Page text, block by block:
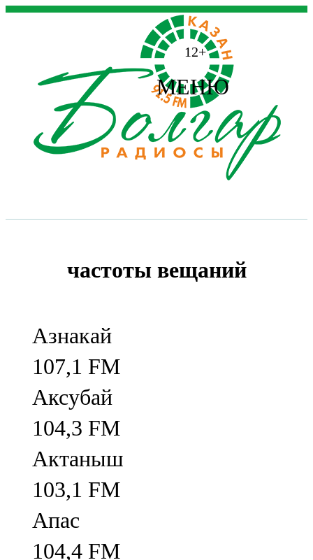
12+
МЕНЮ
частоты вещаний
Азнакай
107,1 FM
Аксубай
104,3 FM
Актаныш
103,1 FM
Апас
104,4 FM